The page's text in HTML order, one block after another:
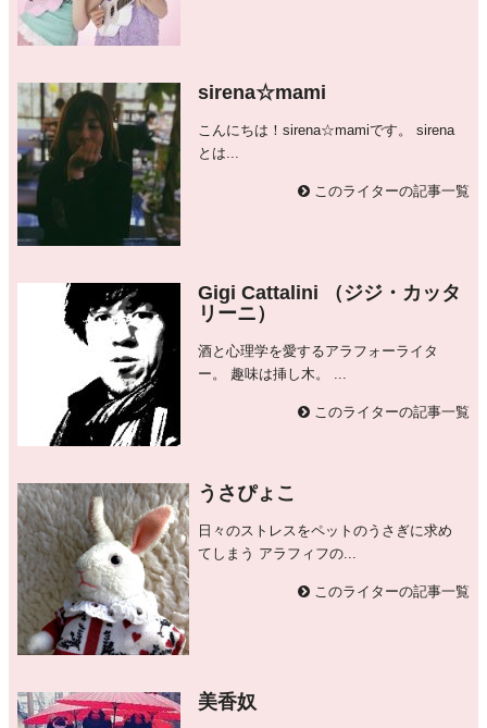
sirena☆mami
こんにちは！sirena☆mamiです。 sirena
とは...
このライターの記事一覧
Gigi Cattalini （ジジ・カッタ
リーニ）
酒と心理学を愛するアラフォーライタ
ー。 趣味は挿し木。 ...
このライターの記事一覧
うさぴょこ
日々のストレスをペットのうさぎに求め
てしまう アラフィフの...
このライターの記事一覧
美香奴